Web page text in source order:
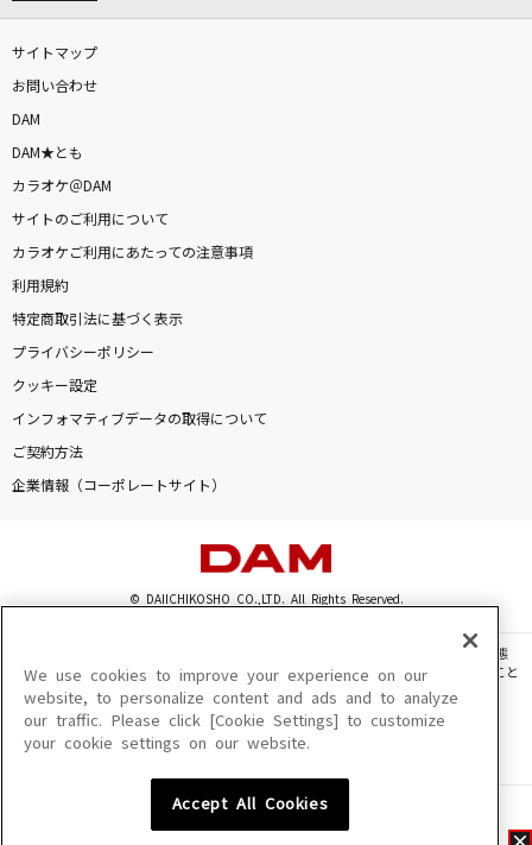
サイトマップ
お問い合わせ
DAM
DAM★とも
カラオケ＠DAM
サイトのご利用について
カラオケご利用にあたっての注意事項
利用規約
特定商取引法に基づく表示
プライバシーポリシー
クッキー設定
インフォマティブデータの取得について
ご契約方法
企業情報（コーポレートサイト）
© DAIICHIKOSHO CO.,LTD. All Rights Reserved.
このサイトに掲載されている一切の文章・画像・写真・動画・音声等を、手段や形態
を問わず、著作権法の定める範囲を超えて無断で複製、転載、ファイル化などすること
を禁じます。
楽曲及びコンテンツは、機種によりご利用いただけない場合があります。
楽曲及びコンテンツの配信日、配信内容が変更になる場合があります。
We use cookies to improve your experience on our
website, to personalize content and ads and to analyze
our traffic. Please click [Cookie Settings] to customize
your cookie settings on our website.
Accept All Cookies